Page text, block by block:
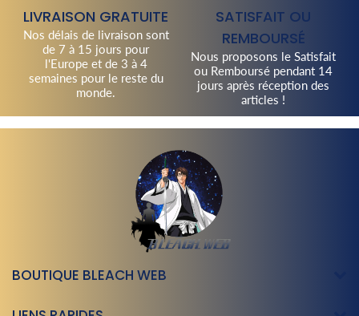
LIVRAISON GRATUITE
Nos délais de livraison sont
de 7 à 15 jours pour
l'Europe et de 3 à 4
semaines pour le reste du
monde.
SATISFAIT OU
REMBOURSÉ
Nous proposons le Satisfait
ou Remboursé pendant 14
jours après réception des
articles !
BOUTIQUE BLEACH WEB